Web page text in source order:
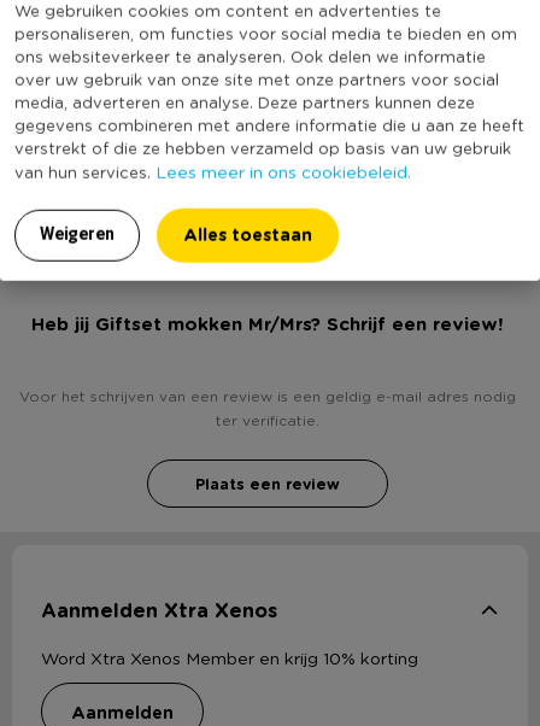
We gebruiken cookies om content en advertenties te
personaliseren, om functies voor social media te bieden en om
ons websiteverkeer te analyseren. Ook delen we informatie
over uw gebruik van onze site met onze partners voor social
media, adverteren en analyse. Deze partners kunnen deze
gegevens combineren met andere informatie die u aan ze heeft
verstrekt of die ze hebben verzameld op basis van uw gebruik
van hun services. Lees meer in ons cookiebeleid.
Weigeren Alles toestaan
* Cadeauset Mr. & Mrs. always Right
* 2 mokken, 2 theelepels, 2 schaaltjes
* Afwasmachinebestendig
Met print
Ja
Vaatwasmachine bestendig
Ja
Geschikt voor magnetron
Ja
Dubbelwandig
Nee
(Nog) geen score
bekend
Heb jij Giftset mokken Mr/Mrs? Schrijf een review!
Voor het schrijven van een review is een geldig e-mail adres nodig
ter verificatie.
Plaats een review
Aanmelden Xtra Xenos
Word Xtra Xenos Member en krijg 10% korting
aanmelden